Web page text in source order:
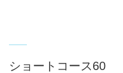
ショートコース60